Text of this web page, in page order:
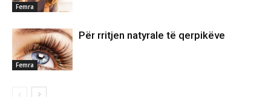
Femra
Femra
Për rritjen natyrale të qerpikëve